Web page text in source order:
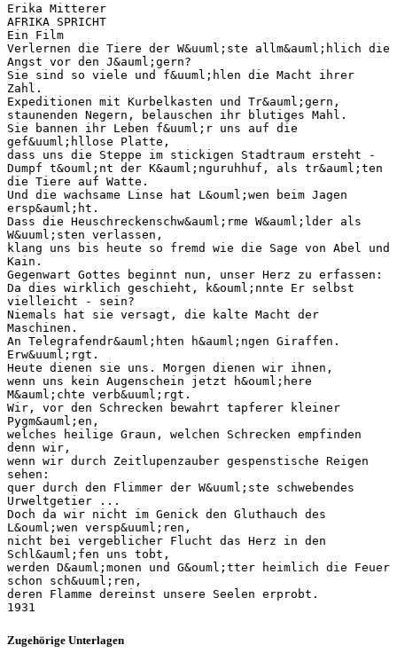
Erika Mitterer
AFRIKA SPRICHT
Ein Film
Verlernen die Tiere der W&uuml;ste allm&auml;hlich die
Angst vor den J&auml;gern?
Sie sind so viele und f&uuml;hlen die Macht ihrer
Zahl.
Expeditionen mit Kurbelkasten und Tr&auml;gern,
staunenden Negern, belauschen ihr blutiges Mahl.
Sie bannen ihr Leben f&uuml;r uns auf die
gef&uuml;hllose Platte,
dass uns die Steppe im stickigen Stadtraum ersteht -
Dumpf t&ouml;nt der K&auml;nguruhhuf, als tr&auml;ten
die Tiere auf Watte.
Und die wachsame Linse hat L&ouml;wen beim Jagen
ersp&auml;ht.
Dass die Heuschreckenschw&auml;rme W&auml;lder als
W&uuml;sten verlassen,
klang uns bis heute so fremd wie die Sage von Abel und
Kain.
Gegenwart Gottes beginnt nun, unser Herz zu erfassen:
Da dies wirklich geschieht, k&ouml;nnte Er selbst
vielleicht - sein?
Niemals hat sie versagt, die kalte Macht der
Maschinen.
An Telegrafendr&auml;hten h&auml;ngen Giraffen.
Erw&uuml;rgt.
Heute dienen sie uns. Morgen dienen wir ihnen,
wenn uns kein Augenschein jetzt h&ouml;here
M&auml;chte verb&uuml;rgt.
Wir, vor den Schrecken bewahrt tapferer kleiner
Pygm&auml;en,
welches heilige Graun, welchen Schrecken empfinden
denn wir,
wenn wir durch Zeitlupenzauber gespenstische Reigen
sehen:
quer durch den Flimmer der W&uuml;ste schwebendes
Urweltgetier ...
Doch da wir nicht im Genick den Gluthauch des
L&ouml;wen versp&uuml;ren,
nicht bei vergeblicher Flucht das Herz in den
Schl&auml;fen uns tobt,
werden D&auml;monen und G&ouml;tter heimlich die Feuer
schon sch&uuml;ren,
deren Flamme dereinst unsere Seelen erprobt.
Zugehörige Unterlagen